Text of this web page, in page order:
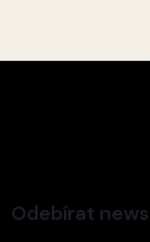
Odebírat